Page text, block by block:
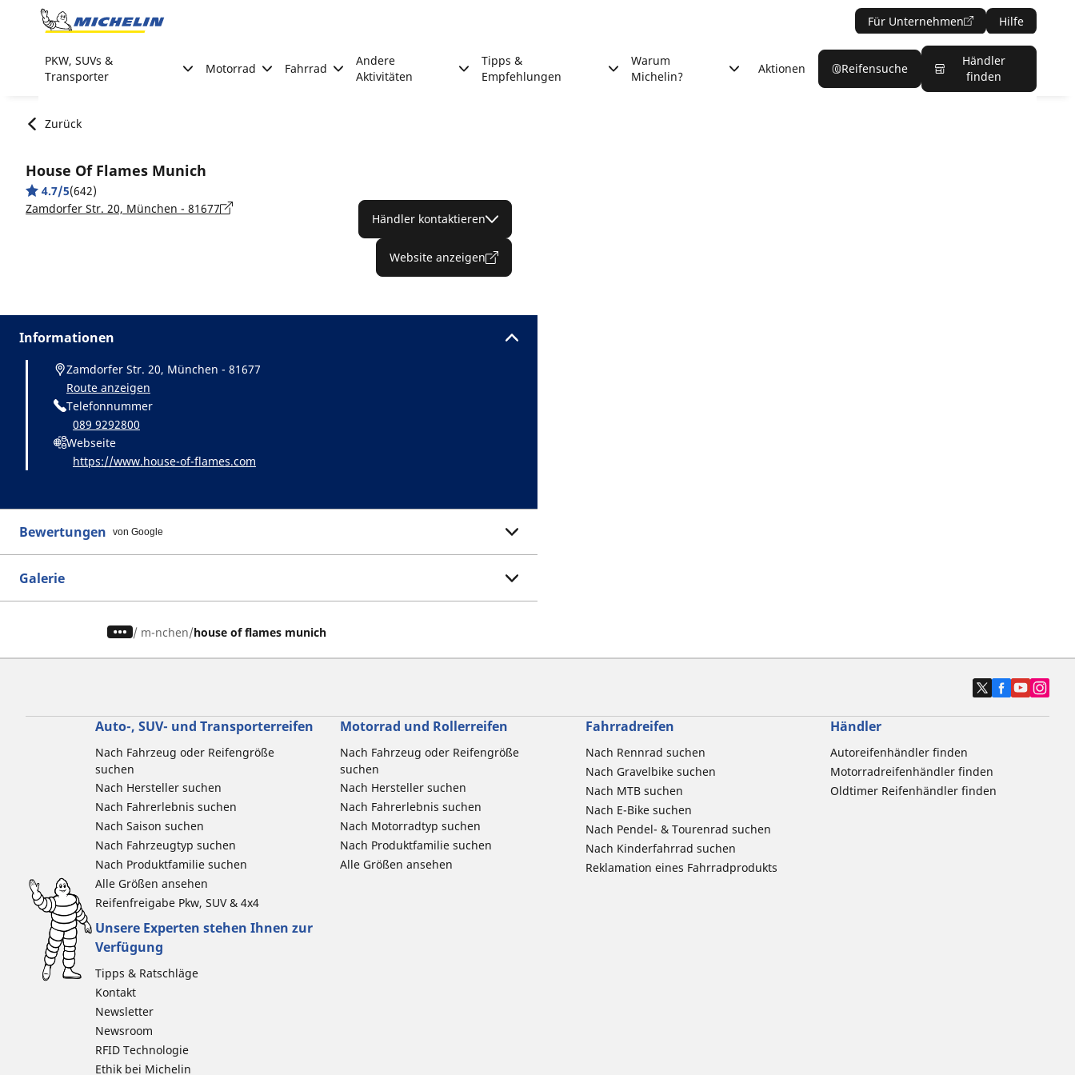
Go to page content
Für Unternehmen Hilfe
PKW, SUVs &
Transporter
Motorrad Fahrrad
Andere
Aktivitäten
Tipps &
Empfehlungen
Warum
Michelin?
Aktionen Reifensuche
Händler
finden
Zurück
House Of Flames Munich
4.7/5(642)
Zamdorfer Str. 20, München - 81677
Händler kontaktieren
Website anzeigen
Informationen
Zamdorfer Str. 20, München - 81677
Route anzeigen
Telefonnummer
089 9292800
Webseite
https://www.house-of-flames.com
Bewertungen von Google
Galerie
/ m-nchen house of flames munich
Auto-, SUV- und Transporterreifen
Nach Fahrzeug oder Reifengröße
suchen
Nach Hersteller suchen
Nach Fahrerlebnis suchen
Nach Saison suchen
Nach Fahrzeugtyp suchen
Nach Produktfamilie suchen
Alle Größen ansehen
Reifenfreigabe Pkw, SUV & 4x4
Motorrad und Rollerreifen
Nach Fahrzeug oder Reifengröße
suchen
Nach Hersteller suchen
Nach Fahrerlebnis suchen
Nach Motorradtyp suchen
Nach Produktfamilie suchen
Alle Größen ansehen
Fahrradreifen
Nach Rennrad suchen
Nach Gravelbike suchen
Nach MTB suchen
Nach E-Bike suchen
Nach Pendel- & Tourenrad suchen
Nach Kinderfahrrad suchen
Reklamation eines Fahrradprodukts
Händler
Autoreifenhändler finden
Motorradreifenhändler finden
Oldtimer Reifenhändler finden
Unsere Experten stehen Ihnen zur
Verfügung
Tipps & Ratschläge
Kontakt
Newsletter
Newsroom
RFID Technologie
Ethik bei Michelin